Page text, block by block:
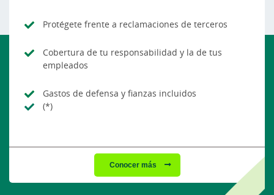
Protégete frente a reclamaciones de terceros
Cobertura de tu responsabilidad y la de tus
empleados
Gastos de defensa y fianzas incluidos
(*)
Conocer más